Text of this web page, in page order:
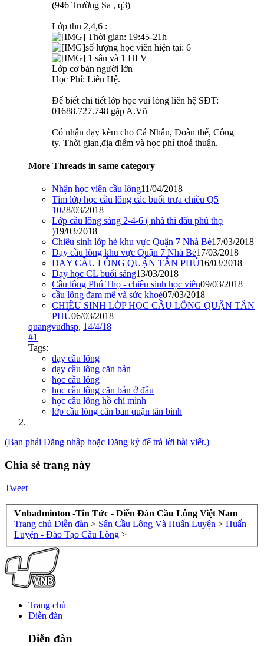
(946 Trường Sa , q3)
Lớp thu 2,4,6 :
Thời gian: 19:45-21h
số lượng học viên hiện tại: 6
1 sân và 1 HLV
Lớp cơ bản người lớn
Học Phí: Liên Hệ.
Để biết chi tiết lớp học vui lòng liên hệ SĐT:
01688.727.748 gặp A.Vũ
Có nhận dạy kèm cho Cá Nhân, Đoàn thể, Công
ty. Thời gian,địa điểm và học phí thoả thuận.
More Threads in same category
Nhận học viên cầu lông11/04/2018
Tìm lớp học cầu lông các buổi trưa chiều Q5
1028/03/2018
Lớp cầu lông sáng 2-4-6 ( nhà thi đấu phú thọ
)19/03/2018
Chiêu sinh lớp hè khu vực Quận 7 Nhà Bè17/03/2018
Dạy cầu lông khu vực Quận 7 Nhà Bè17/03/2018
DẠY CẦU LÔNG QUẬN TÂN PHÚ16/03/2018
Dạy học CL buổi sáng13/03/2018
Cầu lông Phú Thọ - chiêu sinh học viên09/03/2018
cầu lông đam mê và sức khoẻ07/03/2018
CHIÊU SINH LỚP HỌC CẦU LÔNG QUẬN TÂN
PHÚ06/03/2018
quangvudhsp, 14/4/18
#1
Tags:
dạy cầu lông
dạy cầu lông căn bản
học cầu lông
học cầu lông căn bản ở đâu
học cầu lông hồ chí mình
lớp cầu lông căn bản quận tân bình
(Bạn phải Đăng nhập hoặc Đăng ký để trả lời bài viết.)
Chia sẻ trang này
Tweet
Vnbadminton -Tin Tức - Diễn Đàn Cầu Lông Việt Nam
Trang chủ Diễn đàn > Sân Cầu Lông Và Huấn Luyện > Huấn
Luyện - Đào Tạo Cầu Lông >
Trang chủ
Diễn đàn
Diễn đàn